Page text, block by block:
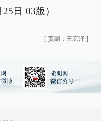
日 03版）
[ 责编：王宏泽 ]